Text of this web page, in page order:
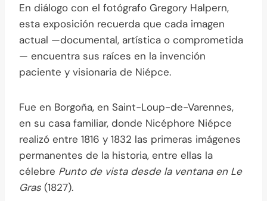
En diálogo con el fotógrafo Gregory Halpern,
esta exposición recuerda que cada imagen
actual —documental, artística o comprometida
— encuentra sus raíces en la invención
paciente y visionaria de Niépce.
Fue en Borgoña, en Saint-Loup-de-Varennes,
en su casa familiar, donde Nicéphore Niépce
realizó entre 1816 y 1832 las primeras imágenes
permanentes de la historia, entre ellas la
célebre Punto de vista desde la ventana en Le
Gras (1827).